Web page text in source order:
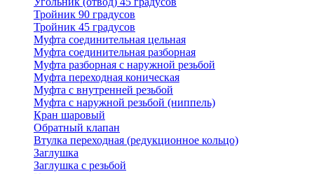
Тройник 90 градусов
Тройник 45 градусов
Муфта соединительная цельная
Муфта соединительная разборная
Муфта разборная с наружной резьбой
Муфта переходная коническая
Муфта с внутренней резьбой
Муфта с наружной резьбой (ниппель)
Кран шаровый
Обратный клапан
Втулка переходная (редукционное кольцо)
Заглушка
Заглушка с резьбой